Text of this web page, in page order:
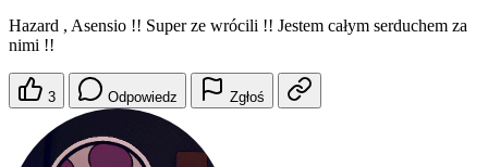
Hazard , Asensio !! Super ze wrócili !! Jestem całym serduchem za
nimi !!
3 Odpowiedz Zgłoś